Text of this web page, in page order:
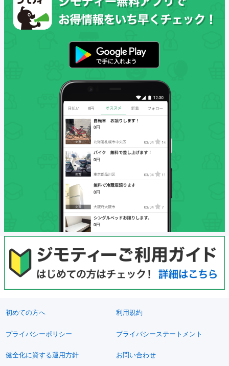
初めての方へ 利用規約
プライバシーポリシー プライバシーステートメント
健全化に資する運用方針 お問い合わせ